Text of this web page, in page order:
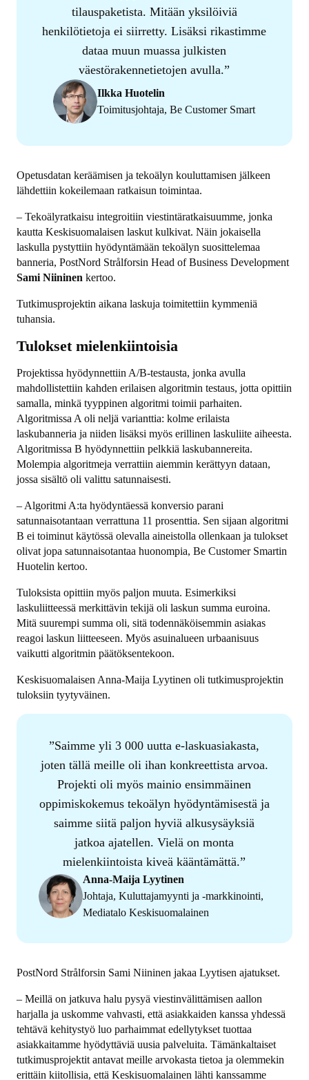
tilauspaketista. Mitään yksilöiviä
henkilötietoja ei siirretty. Lisäksi rikastimme
dataa muun muassa julkisten
väestörakennetietojen avulla.
Ilkka Huotelin
Toimitusjohtaja, Be Customer Smart
Opetusdatan keräämisen ja tekoälyn kouluttamisen jälkeen
lähdettiin kokeilemaan ratkaisun toimintaa.
– Tekoälyratkaisu integroitiin viestintäratkaisuumme, jonka
kautta Keskisuomalaisen laskut kulkivat. Näin jokaisella
laskulla pystyttiin hyödyntämään tekoälyn suosittelemaa
banneria, PostNord Strålforsin Head of Business Development
Sami Niininen kertoo.
Tutkimusprojektin aikana laskuja toimitettiin kymmeniä
tuhansia.
Tulokset mielenkiintoisia
Projektissa hyödynnettiin A/B-testausta, jonka avulla
mahdollistettiin kahden erilaisen algoritmin testaus, jotta opittiin
samalla, minkä tyyppinen algoritmi toimii parhaiten.
Algoritmissa A oli neljä varianttia: kolme erilaista
laskubanneria ja niiden lisäksi myös erillinen laskuliite aiheesta.
Algoritmissa B hyödynnettiin pelkkiä laskubannereita.
Molempia algoritmeja verrattiin aiemmin kerättyyn dataan,
jossa sisältö oli valittu satunnaisesti.
– Algoritmi A:ta hyödyntäessä konversio parani
satunnaisotantaan verrattuna 11 prosenttia. Sen sijaan algoritmi
B ei toiminut käytössä olevalla aineistolla ollenkaan ja tulokset
olivat jopa satunnaisotantaa huonompia, Be Customer Smartin
Huotelin kertoo.
Tuloksista opittiin myös paljon muuta. Esimerkiksi
laskuliitteessä merkittävin tekijä oli laskun summa euroina.
Mitä suurempi summa oli, sitä todennäköisemmin asiakas
reagoi laskun liitteeseen. Myös asuinalueen urbaanisuus
vaikutti algoritmin päätöksentekoon.
Keskisuomalaisen Anna-Maija Lyytinen oli tutkimusprojektin
tuloksiin tyytyväinen.
Saimme yli 3 000 uutta e-laskuasiakasta,
joten tällä meille oli ihan konkreettista arvoa.
Projekti oli myös mainio ensimmäinen
oppimiskokemus tekoälyn hyödyntämisestä ja
saimme siitä paljon hyviä alkusysäyksiä
jatkoa ajatellen. Vielä on monta
mielenkiintoista kiveä kääntämättä.
Anna-Maija Lyytinen
Johtaja, Kuluttajamyynti ja -markkinointi,
Mediatalo Keskisuomalainen
PostNord Strålforsin Sami Niininen jakaa Lyytisen ajatukset.
– Meillä on jatkuva halu pysyä viestinvälittämisen aallon
harjalla ja uskomme vahvasti, että asiakkaiden kanssa yhdessä
tehtävä kehitystyö luo parhaimmat edellytykset tuottaa
asiakkaitamme hyödyttäviä uusia palveluita. Tämänkaltaiset
tutkimusprojektit antavat meille arvokasta tietoa ja olemmekin
erittäin kiitollisia, että Keskisuomalainen lähti kanssamme